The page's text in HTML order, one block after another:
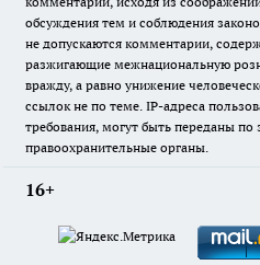
обсуждения тем и соблюдения
не допускаются комментарии,
разжигающие межнациональную
вражду, а равно унижение
ссылок не по теме. IP-адреса
требования, могут быть переданы по
правоохранительные органы.
16+